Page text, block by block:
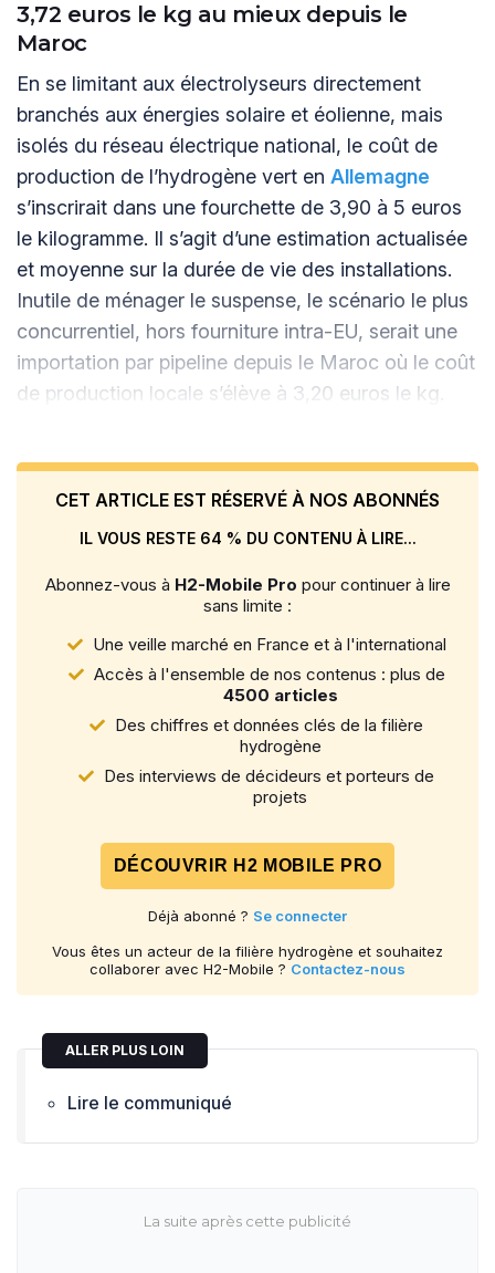
3,72 euros le kg au mieux depuis le
Maroc
En se limitant aux électrolyseurs directement
branchés aux énergies solaire et éolienne, mais
isolés du réseau électrique national, le coût de
production de l’hydrogène vert en Allemagne
s’inscrirait dans une fourchette de 3,90 à 5 euros
le kilogramme. Il s’agit d’une estimation actualisée
et moyenne sur la durée de vie des installations.
Inutile de ménager le suspense, le scénario le plus
concurrentiel, hors fourniture intra-EU, serait une
importation par pipeline depuis le Maroc où le coût
de production locale s’élève à 3,20 euros le kg.
CET ARTICLE EST RÉSERVÉ À NOS ABONNÉS
IL VOUS RESTE 64 % DU CONTENU À LIRE...
Abonnez-vous à H2-Mobile Pro pour continuer à lire
sans limite :
Une veille marché en France et à l'international
Accès à l'ensemble de nos contenus : plus de
4500 articles
Des chiffres et données clés de la filière
hydrogène
Des interviews de décideurs et porteurs de
projets
DÉCOUVRIR H2 MOBILE PRO
Déjà abonné ? Se connecter
Vous êtes un acteur de la filière hydrogène et souhaitez
collaborer avec H2-Mobile ? Contactez-nous
ALLER PLUS LOIN
Lire le communiqué